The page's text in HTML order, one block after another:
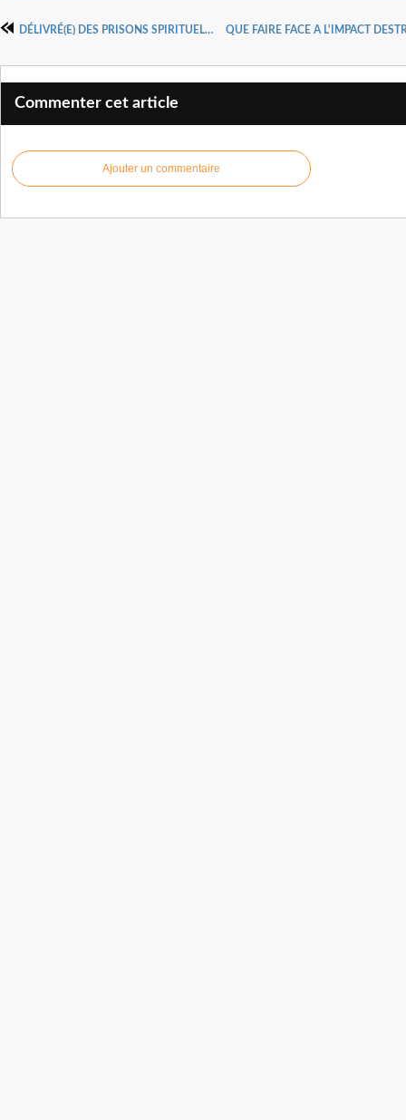
DÉLIVRÉ(E) DES PRISONS SPIRITUELLES ce Vendredi 02 MAI 2025 à 23H (GMT+2) avec le Docteur Pasteur Henri Kpodahi
Commenter cet article
Ajouter un commentaire